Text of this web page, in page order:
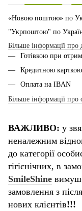
«Новою поштою» по
"Укрпоштою" по
Більше інформації про
Готівкою при
Кредитною карткою
Оплата на IBAN
Більше інформації про
ВАЖЛИВО: у
неналежним
до категорії
гігієнічних, в
SmileShine
замовлення з
нових клієнтів!!!